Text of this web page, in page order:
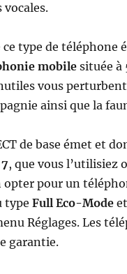
type de téléphone
mobilesituée à
vous
ainsi que la
de base émet et
, que vous l’utilisiez
opter pour un
type Full Eco-Modeet
Réglages. Les
garantie.